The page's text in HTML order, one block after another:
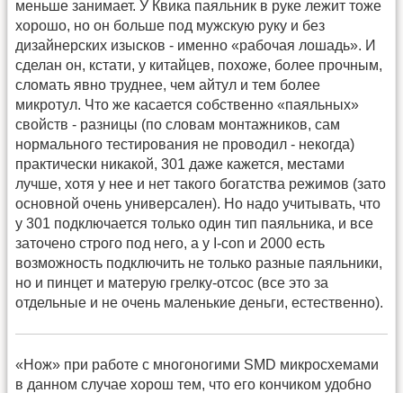
меньше занимает. У Квика паяльник в руке лежит тоже
хорошо, но он больше под мужскую руку и без
дизайнерских изысков - именно «рабочая лошадь». И
сделан он, кстати, у китайцев, похоже, более прочным,
сломать явно труднее, чем айтул и тем более
микротул. Что же касается собственно «паяльных»
свойств - разницы (по словам монтажников, сам
нормального тестирования не проводил - некогда)
практически никакой, 301 даже кажется, местами
лучше, хотя у нее и нет такого богатства режимов (зато
основной очень универсален). Но надо учитывать, что
у 301 подключается только один тип паяльника, и все
заточено строго под него, а у I-con и 2000 есть
возможность подключить не только разные паяльники,
но и пинцет и матерую грелку-отсос (все это за
отдельные и не очень маленькие деньги, естественно).
«Нож» при работе с многоногими SMD микросхемами
в данном случае хорош тем, что его кончиком удобно